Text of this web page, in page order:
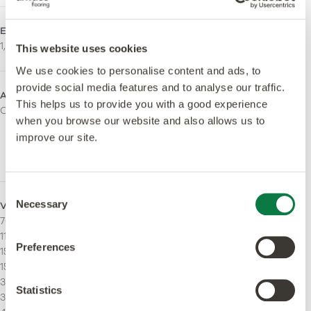
This website uses cookies
We use cookies to personalise content and ads, to
provide social media features and to analyse our traffic.
This helps us to provide you with a good experience
when you browse our website and also allows us to
improve our site.
Selection
Necessary
Preferences
Statistics
Espesor de la capa de uso
1,0mm
Quantum Guard Elite
Acabado superficial
Ceramic
Libra de orto-ftalato
Sí - Fabricado utilizando
plastificantes sin
Veta continua
76,2 x 914,4 mm
114.3 x 914.4 mm
152.4 x 914.4 mm
152.4 x 457.2 mm
304.8 x 304.8 mm
304.8 x 457.2 mm